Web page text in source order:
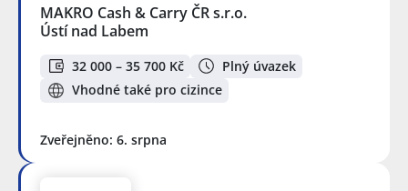
MAKRO Cash & Carry ČR s.r.o.
Ústí nad Labem
32 000 – 35 700 Kč
Plný úvazek
Vhodné také pro cizince
Zveřejněno: 6. srpna